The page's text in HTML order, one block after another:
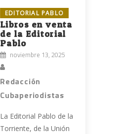
EDITORIAL PABLO
Libros en venta
de la Editorial
Pablo
noviembre 13, 2025
Redacción
Cubaperiodistas
La Editorial Pablo de la
Torriente, de la Unión